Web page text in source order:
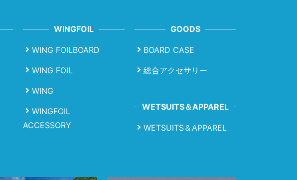
WINGFOIL
WING FOILBOARD
WING FOIL
WING
WINGFOIL
ACCESSORY
GOODS
BOARD CASE
総合アクセサリー
WETSUITS＆APPAREL
WETSUITS＆APPAREL